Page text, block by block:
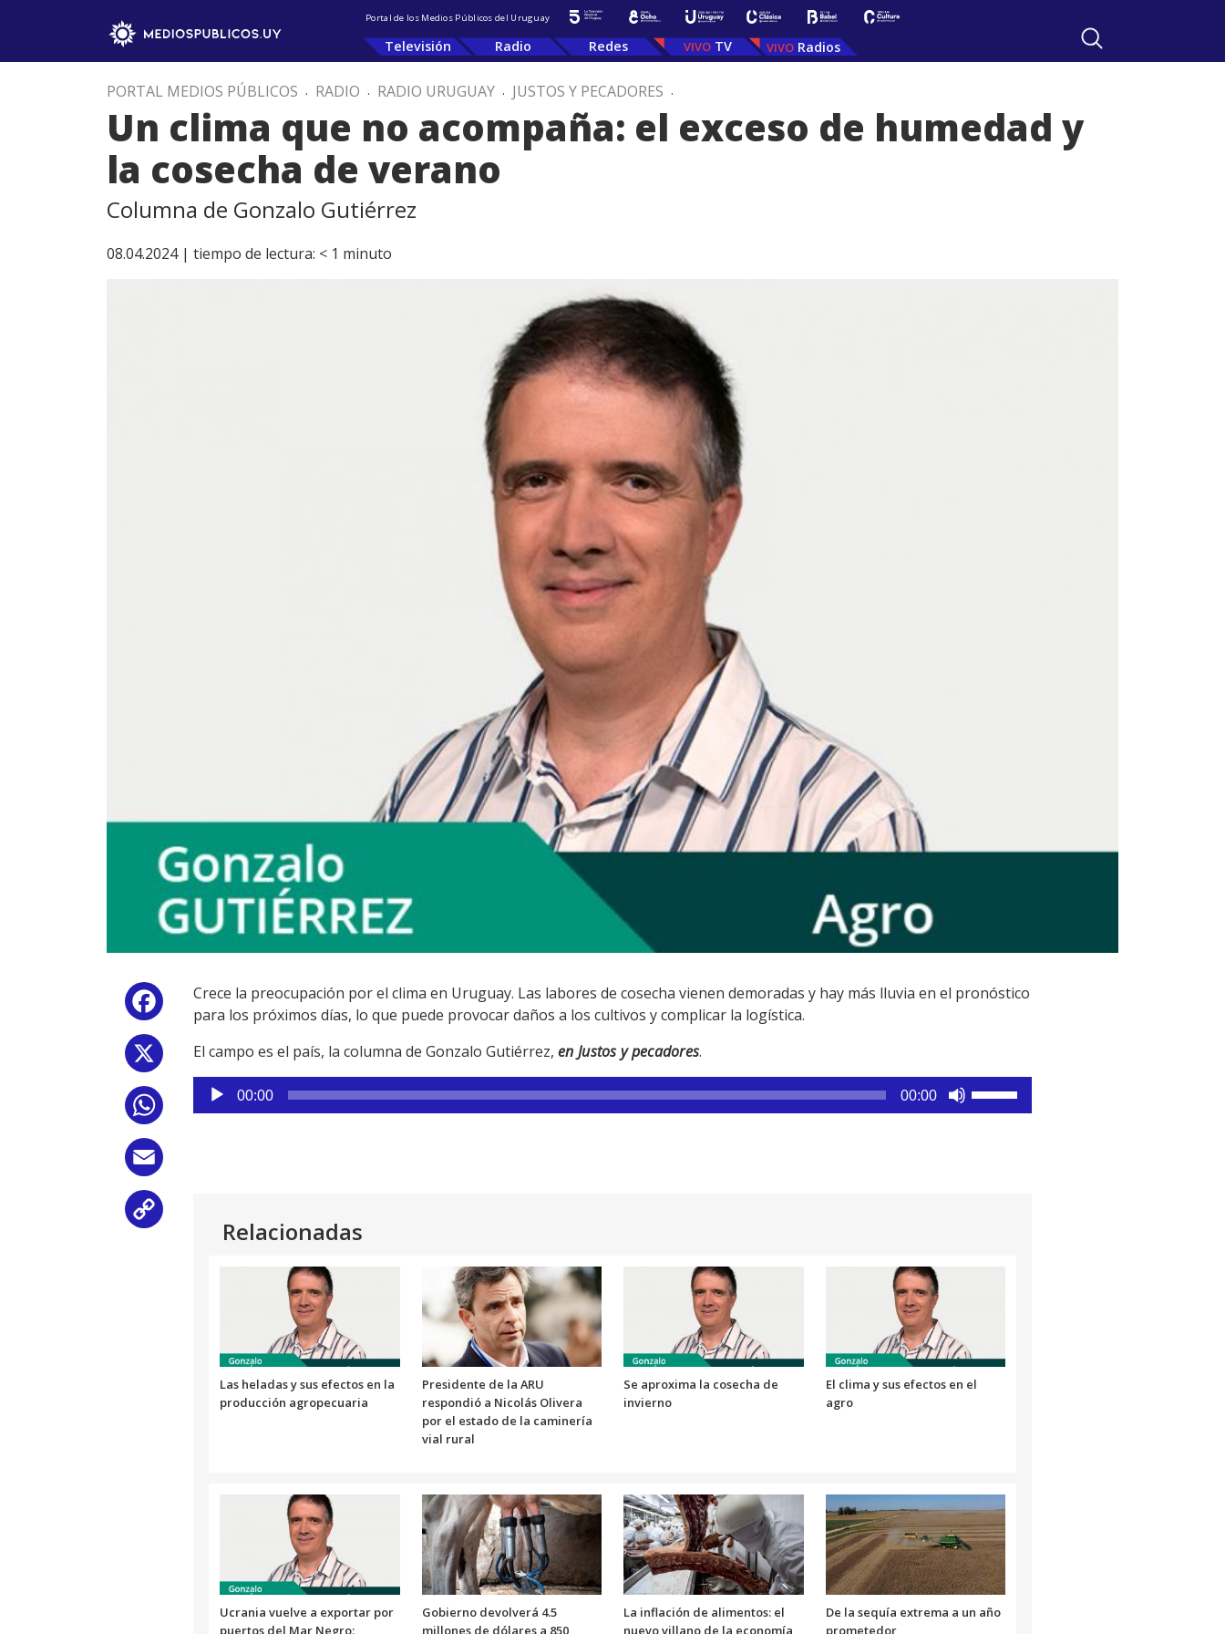
Portal de los Medios Públicos del Uruguay
Televisión Radio Redes TV Radios
PORTAL MEDIOS PÚBLICOS . RADIO . RADIO URUGUAY . JUSTOS Y PECADORES .
Un clima que no acompaña: el exceso de humedad y
la cosecha de verano
Columna de Gonzalo Gutiérrez
08.04.2024 | tiempo de lectura: < 1 minuto
Facebook
WhatsApp
Crece la preocupación por el clima en Uruguay. Las labores de cosecha vienen demoradas y hay más lluvia en el pronóstico
para los próximos días, lo que puede provocar daños a los cultivos y complicar la logística.
El campo es el país, la columna de Gonzalo Gutiérrez, en Justos y pecadores.
Reproductor
de
00:00 00:00
Relacionadas
Las heladas y sus efectos en la
producción agropecuaria
Presidente de la ARU
respondió a Nicolás Olivera
por el estado de la caminería
vial rural
Se aproxima la cosecha de
invierno
El clima y sus efectos en el
agro
Ucrania vuelve a exportar por
puertos del Mar Negro:
Gobierno devolverá 4.5
millones de dólares a 850
La inflación de alimentos: el
nuevo villano de la economía
De la sequía extrema a un año
prometedor